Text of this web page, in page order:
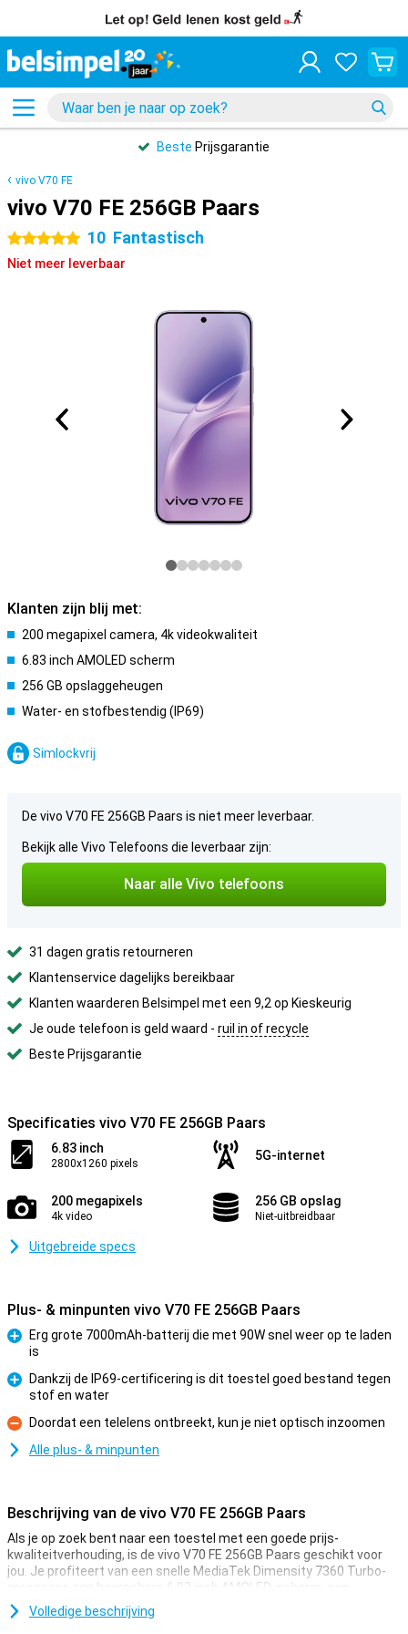
Beste Prijsgarantie
vivo V70 FE
vivo V70 FE 256GB Paars
5 sterren 10 Fantastisch
Niet meer leverbaar
Klanten zijn blij met:
200 megapixel camera, 4k videokwaliteit
6.83 inch AMOLED scherm
256 GB opslaggeheugen
Water- en stofbestendig (IP69)
Simlockvrij
De vivo V70 FE 256GB Paars is niet meer leverbaar.
Bekijk alle Vivo Telefoons die leverbaar zijn:
Naar alle Vivo telefoons
31 dagen gratis retourneren
Klantenservice dagelijks bereikbaar
Klanten waarderen Belsimpel met een 9,2 op Kieskeurig
Je oude telefoon is geld waard - ruil in of recycle
Beste Prijsgarantie
Specificaties vivo V70 FE 256GB Paars
6.83 inch
2800x1260 pixels
5G-internet
200 megapixels
4k video
256 GB opslag
Niet-uitbreidbaar
Uitgebreide specs
Plus- & minpunten vivo V70 FE 256GB Paars
Pluspunt
Erg grote 7000mAh-batterij die met 90W snel weer op te laden
is
Pluspunt
Dankzij de IP69-certificering is dit toestel goed bestand tegen
stof en water
Minpunt
Doordat een telelens ontbreekt, kun je niet optisch inzoomen
Alle plus- & minpunten
Beschrijving van de vivo V70 FE 256GB Paars
Als je op zoek bent naar een toestel met een goede prijs-
kwaliteitverhouding, is de vivo V70 FE 256GB Paars geschikt voor
jou. Je profiteert van een snelle MediaTek Dimensity 7360 Turbo-
processor, een haarscherp 6.83 inch AMOLED-scherm, een
haarscherpe 200MP-camera en een grote 7000mAh-batterij.
Daarnaast krijg je 5G-connectiviteit, slimme AI-functies en een
Volledige beschrijving